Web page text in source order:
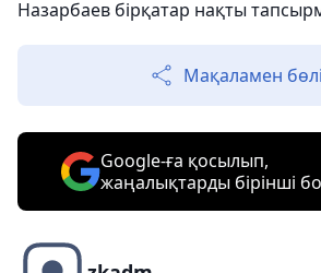
Назарбаев бірқатар нақты
Мақаламен
Google-ға қосылып,
жаңалықтарды бірінші